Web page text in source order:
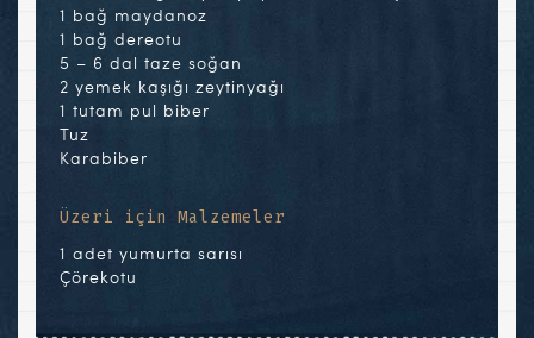
1 bağ maydanoz
1 bağ dereotu
5 – 6 dal taze soğan
2 yemek kaşığı zeytinyağı
1 tutam pul biber
Tuz
Karabiber
Üzeri için Malzemeler
1 adet yumurta sarısı
Çörekotu